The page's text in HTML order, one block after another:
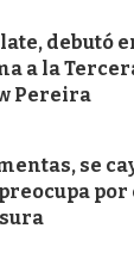
debutó
a la
Pereira
se